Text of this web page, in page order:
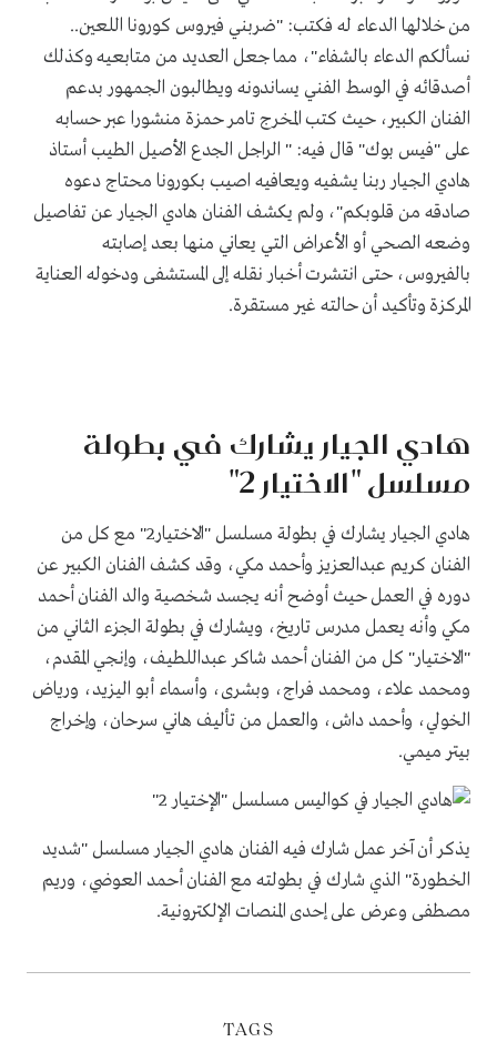
من خلالها الدعاء له فكتب: "ضربني فيروس كورونا اللعين..
نسألكم الدعاء بالشفاء"، مما جعل العديد من متابعيه وكذلك
أصدقائه في الوسط الفني يساندونه ويطالبون الجمهور بدعم
الفنان الكبير، حيث كتب المخرج تامر حمزة منشورا عبر حسابه
على "فيس بوك" قال فيه: " الراجل الجدع الأصيل الطيب أستاذ
هادي الجيار ربنا يشفيه ويعافيه اصيب بكورونا محتاج دعوه
صادقه من قلوبكم"، ولم يكشف الفنان هادي الجيار عن تفاصيل
وضعه الصحي أو الأعراض التي يعاني منها بعد إصابته
بالفيروس، حتى انتشرت أخبار نقله إلى المستشفى ودخوله العناية
المركزة وتأكيد أن حالته غير مستقرة.
هادي الجيار يشارك في بطولة
مسلسل "الاختيار 2"
هادي الجيار يشارك في بطولة مسلسل "الاختيار2" مع كل من
الفنان كريم عبدالعزيز وأحمد مكي، وقد كشف الفنان الكبير عن
دوره في العمل حيث أوضح أنه يجسد شخصية والد الفنان أحمد
مكي وأنه يعمل مدرس تاريخ، ويشارك في بطولة الجزء الثاني من
"الاختيار" كل من الفنان أحمد شاكر عبداللطيف، وإنجي المقدم،
ومحمد علاء، ومحمد فراج، وبشرى، وأسماء أبو اليزيد، ورياض
الخولي، وأحمد داش، والعمل من تأليف هاني سرحان، وإخراج
بيتر ميمي.
يذكر أن آخر عمل شارك فيه الفنان هادي الجيار مسلسل "شديد
الخطورة" الذي شارك في بطولته مع الفنان أحمد العوضي، وريم
مصطفى وعرض على إحدى المنصات الإلكترونية.
TAGS